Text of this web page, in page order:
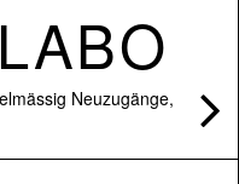
Neuzugänge,